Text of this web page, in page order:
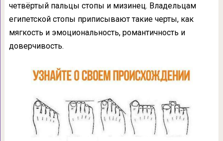
четвёртый пальцы стопы и мизинец. Владельцам
египетской стопы приписывают такие черты, как
мягкость и эмоциональность, романтичность и
доверчивость.